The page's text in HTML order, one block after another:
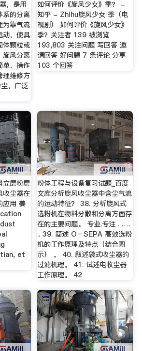
，是用
系的分离
为靠气流
动，使具
体颗粒或
旋风分离
单、操作
理维修方
，广泛
如何评价《旋风少女》季？ -
知乎 - Zhihu旋风少女 季（电
视剧） 如何评价《旋风少女》
季？关注者 139 被浏览
193,803 关注问题 写回答 邀
请回答 好问题 7 条评论 分享
103 个回答
立磨粉磨
收尘器在
应用 姜
et
粉体工程与设备复习试题_百度
文库分析旋风收尘器中含尘气流
的运动特征？ 38. 分析旋风式
选粉机在物料分散和分离方面存
在的主要问题。 专业.专注 . .. ..
.. 39. 简述 O－SEPA 高效选粉
机的工作原理及特点（结合图
示） 。 40. 叙述袋式收尘器的
过滤机理。 41. 试述电收尘器
工作原理。 42